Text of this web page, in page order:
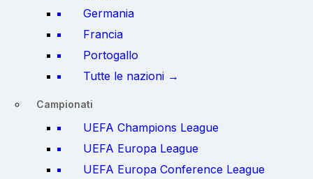
Germania
Francia
Portogallo
Tutte le nazioni →
Campionati
UEFA Champions League
UEFA Europa League
UEFA Europa Conference League